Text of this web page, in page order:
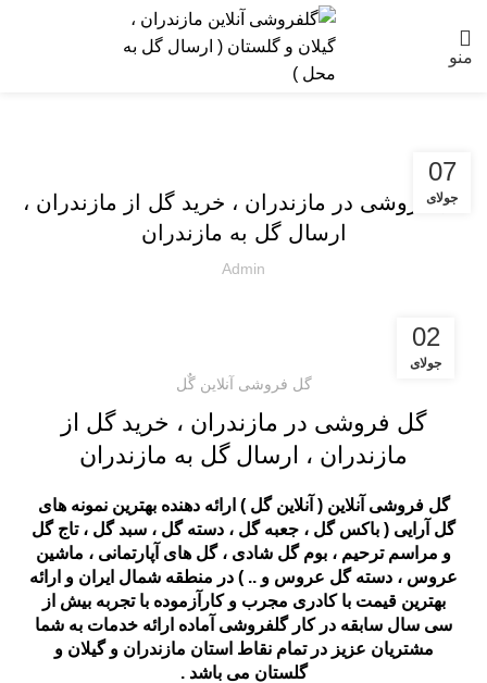
منو
گل فروشی در مازندران ، خرید گل از مازندران ،
ارسال گل به مازندران
Admin
02
جولای
گل فروشی آنلاین گٌل
گل فروشی در مازندران ، خرید گل از
مازندران ، ارسال گل به مازندران
گل فروشی آنلاین( آنلاین گل ) ارائه دهنده بهترین نمونه های
گل آرایی ( باکس گل ، جعبه گل ، دسته گل ، سبد گل ،تاج گل
و مراسم ترحیم ، بوم گل شادی ،گل های آپارتمانی ، ماشین
عروس ، دسته گل عروس و .. ) در منطقه شمال ایران و ارائه
بهترین قیمت با کادری مجرب و کارآزموده با تجربه بیش از
سی سال سابقه در کار گلفروشی آماده ارائه خدمات به شما
مشتریان عزیز در تمام نقاط استان مازندران و گیلان و
گلستان می باشد .
07
جولای